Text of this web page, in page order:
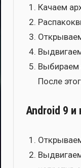
Кача­ем
Выби­ра­ем
После
Android 9 и